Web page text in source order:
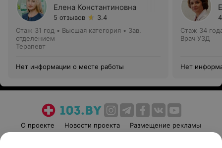
Елена Константиновна
5 отзывов
3.4
Стаж 31 год • Высшая категория • Зав.
отделением
Терапевт
Нет информации о месте работы
Стаж 34
Врач УЗД
Нет
О проекте Новости проекта
Размещение рекламы